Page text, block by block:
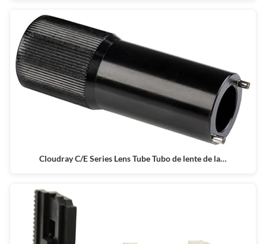
Cloudray C/E Series Lens Tube Tubo de lente de la…